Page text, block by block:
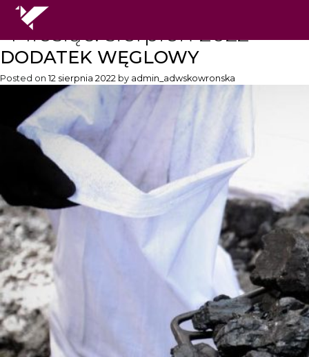
Miesiąc:sierpień 2022
DODATEK WĘGLOWY
Posted on 12 sierpnia 2022 by admin_adwskowronska